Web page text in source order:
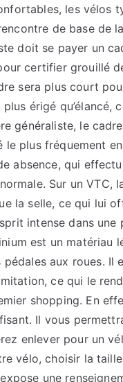
les vélos
de base de
doit se payer un
certifier grouillé
sera plus court
érigé
généraliste, le
le plus fréquement
absence, qui
Sur un VTC,
la selle, ce qui lui
intense dans
est un
aux roues.
ce qui le
shopping. En
Il vous
enlever pour un
vélo, choisir la
une